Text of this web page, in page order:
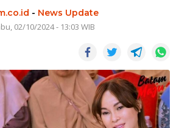
- News Update
02/10/2024 - 13:03 WIB